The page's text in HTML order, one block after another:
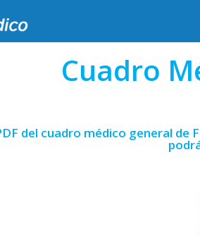
Cuadro
del cuadro médico general